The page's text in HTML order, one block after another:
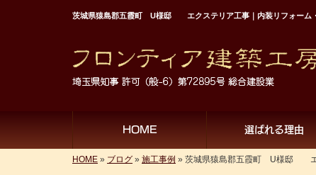
茨城県猿島郡五霞町 U様邸 エクステリア工事｜内装リフォーム・
HOME 選ばれる理由
HOME » ブログ » 施工事例 » 茨城県猿島郡五霞町 U様邸 エ